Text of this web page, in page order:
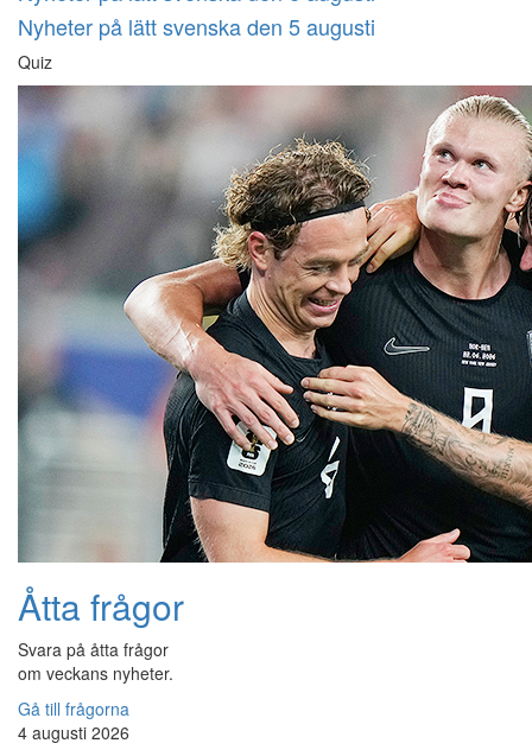
Nyheter på lätt svenska den 5 augusti
Quiz
Åtta frågor
Svara på åtta frågor
om veckans nyheter.
Gå till frågorna
4 augusti 2026